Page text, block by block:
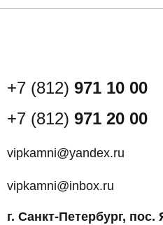
+7 (812) 971 10 00
+7 (812) 971 20 00
vipkamni@yandex.ru
vipkamni@inbox.ru
г. Санкт-Петербург,